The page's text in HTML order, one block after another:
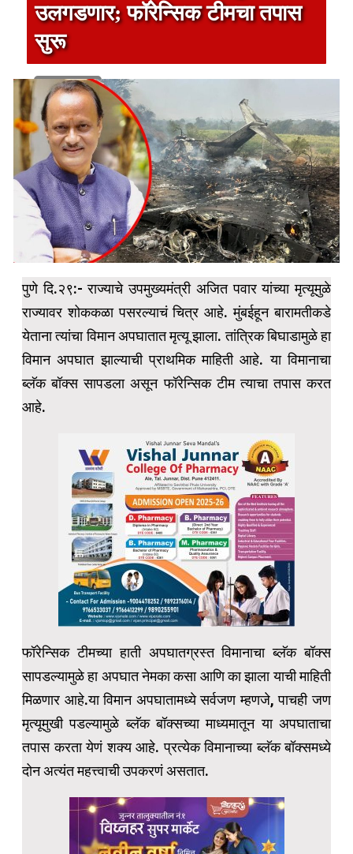
उलगडणार; फॉरेन्सिक टीमचा तपास
सुरू
1 min read
पुणे दि.२९:- राज्याचे उपमुख्यमंत्री अजित पवार यांच्या मृत्यूमुळे
राज्यावर शोककळा पसरल्याचं चित्र आहे. मुंबईहून बारामतीकडे
येताना त्यांचा विमान अपघातात मृत्यू झाला. तांत्रिक बिघाडामुळे हा
विमान अपघात झाल्याची प्राथमिक माहिती आहे. या विमानाचा
ब्लॅक बॉक्स सापडला असून फॉरेन्सिक टीम त्याचा तपास करत
आहे.
फॉरेन्सिक टीमच्या हाती अपघातग्रस्त विमानाचा ब्लॅक बॉक्स
सापडल्यामुळे हा अपघात नेमका कसा आणि का झाला याची माहिती
मिळणार आहे.या विमान अपघातामध्ये सर्वजण म्हणजे, पाचही जण
मृत्यूमुखी पडल्यामुळे ब्लॅक बॉक्सच्या माध्यमातून या अपघाताचा
तपास करता येणं शक्य आहे. प्रत्येक विमानाच्या ब्लॅक बॉक्समध्ये
दोन अत्यंत महत्त्वाची उपकरणं असतात.